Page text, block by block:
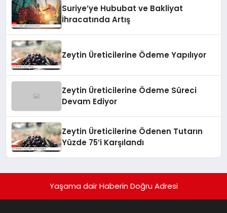
Suriye’ye Hububat ve Bakliyat
İhracatında Artış
Zeytin Üreticilerine Ödeme Yapılıyor
Zeytin Üreticilerine Ödeme Süreci
Devam Ediyor
Zeytin Üreticilerine Ödenen Tutarın
Yüzde 75’i Karşılandı
Yaşama dair Haberin Doğru Adresi